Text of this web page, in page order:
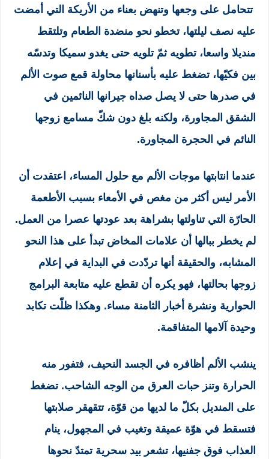
تتحامل على وجعها وتنهض بعناء من الأريكة التي أمضت
عليه نصف ليلتها، تخطو نحو منضدة الطعام وتلتقط
منديلا واسعا، تطويه ثمّ تلويه حتى يغدو سميكا وتدسّه
بين فكيّها، تضغط عليه بأسنانها محاولة قمع صوت الألم
في صدرها حتى لا يصل صداه جيرانها النائمين في
الشقق المجاورة، ولكنه بلغ دون شكّ مسامع زوجها
النائم في الحجرة المجاورة.
عندما انتابتها موجات الألم مع حلول المساء، اعتقدت أن
الأمر ليس أكثر من مغص في الأمعاء بسبب الأطعمة
الحارّة التي تناولتها بشراهة بعد عودتها عصرا من العمل.
لم يخطر ببالها أن علامات المخاض تبدأ على هذا النحو
المشابه، والحقيقة أنها تردّدت في البداية في إعلام
زوجها بحالتها، فهو يكره أن تقطع عليه متابعة البرامج
الحوارية ونشرة أخبار الثامنة مساء. وهكذا ظلّت تكابد
وحيدة آلامها المتفاقمة.
ينشب الألم أظافره في الجسد النحيف، فتفور منه
الحرارة وتنز حبات العرق من الوجه الشاحب. تضغط
على المنديل بكلّ ما لديها من قوّة، تتقهقر صلابتها
فتسقط في هوّة عميقة وتغيب في المجهول، ينام
العذاب فوق جفنيها، تشعر بيد سحرية تمتدّ نحوها